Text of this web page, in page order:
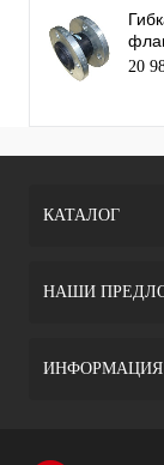
20
КАТАЛОГ
НАШИ
ИНФОРМАЦИЯ